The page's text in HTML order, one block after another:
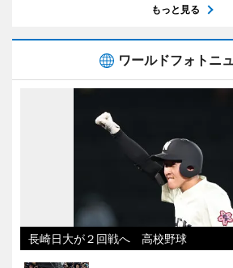
もっと見る
ワールドフォトニ
長崎日大が２回戦へ 高校野球